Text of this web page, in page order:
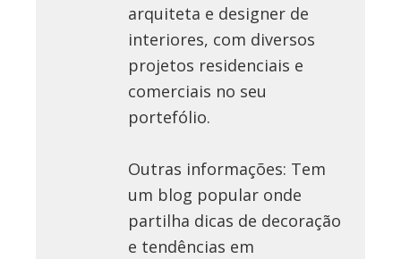
arquiteta e designer de
interiores, com diversos
projetos residenciais e
comerciais no seu
portefólio.
Outras informações: Tem
um blog popular onde
partilha dicas de decoração
e tendências em